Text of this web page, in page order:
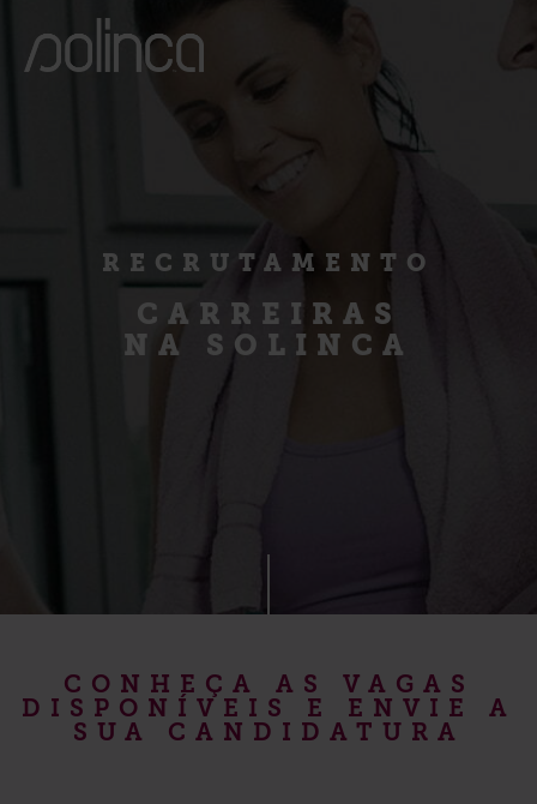
RECRUTAMENTO
CARREIRAS
NA SOLINCA
CONHEÇA AS VAGAS
DISPONÍVEIS E ENVIE A
SUA CANDIDATURA